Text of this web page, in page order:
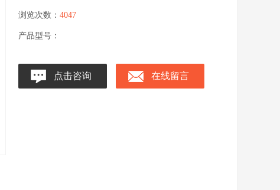
浏览次数： 4047
产品型号：
点击咨询 在线留言